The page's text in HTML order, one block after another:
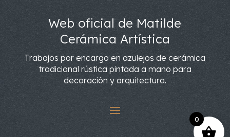
Web oficial de Matilde
Cerámica Artística
Trabajos por encargo en azulejos de cerámica
tradicional rústica pintada a mano para
decoración y arquitectura.
0